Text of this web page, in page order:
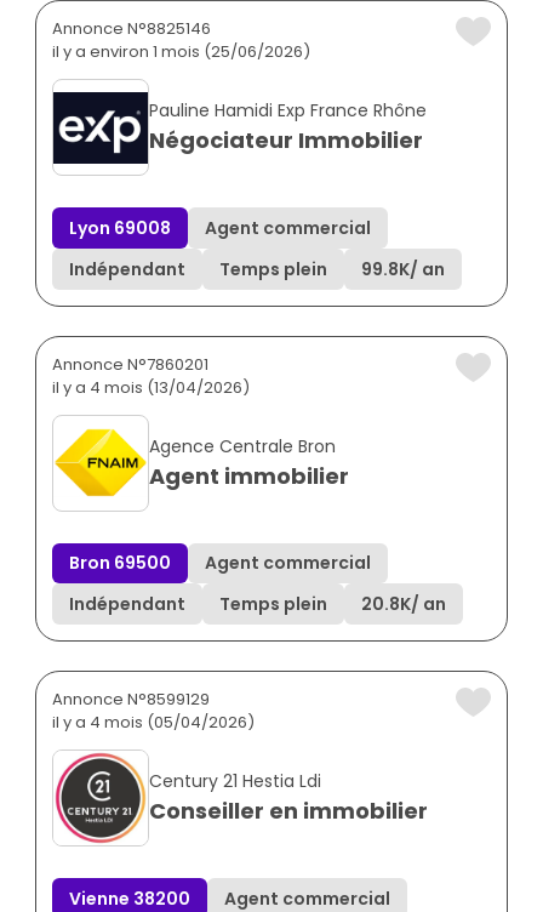
Annonce N°8825146
il y a environ 1 mois (25/06/2026)
Pauline Hamidi Exp France Rhône
Négociateur Immobilier
Lyon 69008
Agent commercial
Indépendant
Temps plein 99.8K/ an
Annonce N°7860201
il y a 4 mois (13/04/2026)
Agence Centrale Bron
Agent immobilier
Bron 69500
Agent commercial
Indépendant
Temps plein 20.8K/ an
Annonce N°8599129
il y a 4 mois (05/04/2026)
Century 21 Hestia Ldi
Conseiller en immobilier
Vienne 38200
Agent commercial